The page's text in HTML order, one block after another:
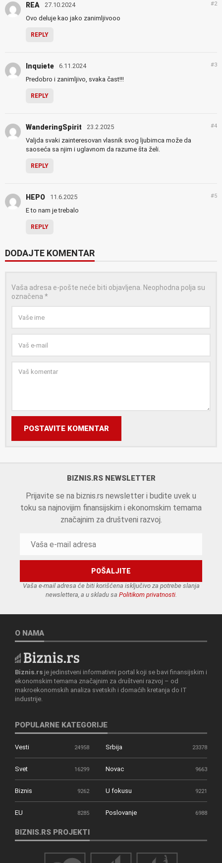
REA 27.10.2024 #2
Ovo deluje kao jako zanimljivooo
REPLY
Inquiete 6.11.2024 #3
Predobro i zanimljivo, svaka čast!!!
REPLY
WanderingSpirit 23.2.2025 #4
Valjda svaki zainteresovan vlasnik svog ljubimca može da
saoseća sa njim i uglavnom da razume šta želi.
REPLY
HEPO 11.6.2025 #5
E to nam je trebalo
REPLY
DODAJTE KOMENTAR
Vaša adresa e-pošte neće biti objavljena. Neophodna polja su
označena *
POSTAVITE KOMENTAR
BIZNIS.RS NEWSLETTER
Prijavite se na biznis.rs newsletter i budite uvek u
toku sa najnovijim finansijskim i ekonomskim temama
značajnim za društveni razvoj.
Vaša e-mail adresa će biti korišćena isključivo za potrebe slanja
newslettera, a u skladu sa Politikom privatnosti.
O NAMA
Biznis.rs je jedinstveni informativni portal koji se bavi finansijskim i
ekonomskim temama značajnim za društveni razvoj – od
makroekonomskih analiza svetskih i domaćih kretanja do IT
industrije.
POPULARNE KATEGORIJE
Vesti 24958 Srbija 23378
Svet 16299 Novac 9663
Biznis 9262 U fokusu 9221
EU 8285 Poslovanje 6988
BIZNIS.RS PROJEKTI